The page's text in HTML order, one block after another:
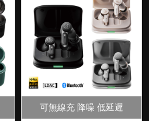
可無線充 降噪 低延遲